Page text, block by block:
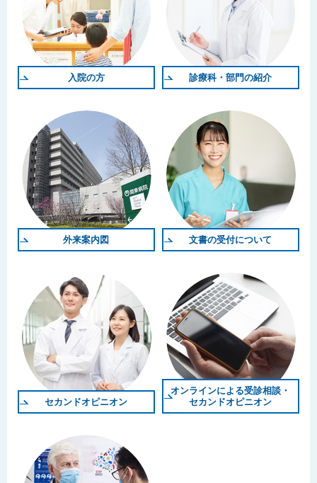
入院の方 診療科・部門の紹介
外来案内図 文書の受付について
セカンドオピニオン
オンラインによる受診相談・
セカンドオピニオン